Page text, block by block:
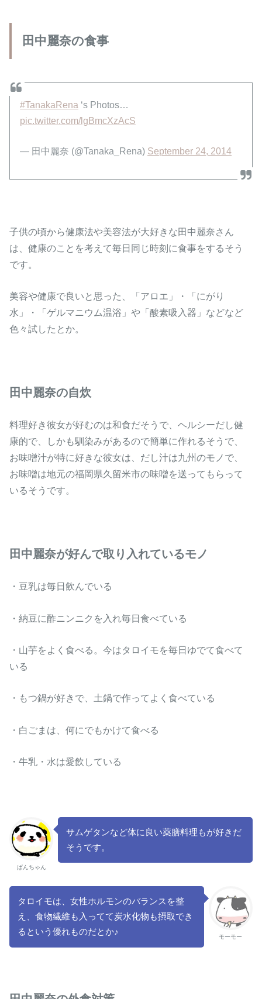
田中麗奈の食事
#TanakaRena ‘s Photos…
pic.twitter.com/lgBmcXzAcS
— 田中麗奈 (@Tanaka_Rena) September 24, 2014
子供の頃から健康法や美容法が大好きな田中麗奈さん
は、健康のことを考えて毎日同じ時刻に食事をするそう
です。
美容や健康で良いと思った、「アロエ」・「にがり
水」・「ゲルマニウム温浴」や「酸素吸入器」などなど
色々試したとか。
田中麗奈の自炊
料理好き彼女が好むのは和食だそうで、ヘルシーだし健
康的で、しかも馴染みがあるので簡単に作れるそうで、
お味噌汁が特に好きな彼女は、だし汁は九州のモノで、
お味噌は地元の福岡県久留米市の味噌を送ってもらって
いるそうです。
田中麗奈が好んで取り入れているモノ
・豆乳は毎日飲んでいる
・納豆に酢ニンニクを入れ毎日食べている
・山芋をよく食べる。今はタロイモを毎日ゆでて食べて
いる
・もつ鍋が好きで、土鍋で作ってよく食べている
・白ごまは、何にでもかけて食べる
・牛乳・水は愛飲している
ぱんちゃん
サムゲタンなど体に良い薬膳料理もが好きだ
そうです。
モーモー
タロイモは、女性ホルモンのバランスを整
え、食物繊維も入ってて炭水化物も摂取でき
るという優れものだとか♪